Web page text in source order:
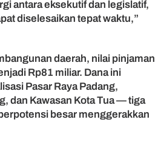
antara eksekutif dan legislatif,
diselesaikan tepat waktu,”
daerah, nilai pinjaman
Rp81 miliar. Dana ini
Pasar Raya Padang,
dan Kawasan Kota Tua — tiga
besar menggerakkan